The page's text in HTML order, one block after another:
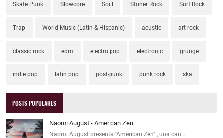
Skate Punk Slowcore Soul Stoner Rock Surf Rock
Trap World Music (Latin & Hispanic) acustic art rock
classic rock edm electro pop electronic grunge
indie pop latin pop post-punk punk rock ska
POSTS POPULARES
Naomi August - American Zen
Naomi August presenta "American Zen" , una can…